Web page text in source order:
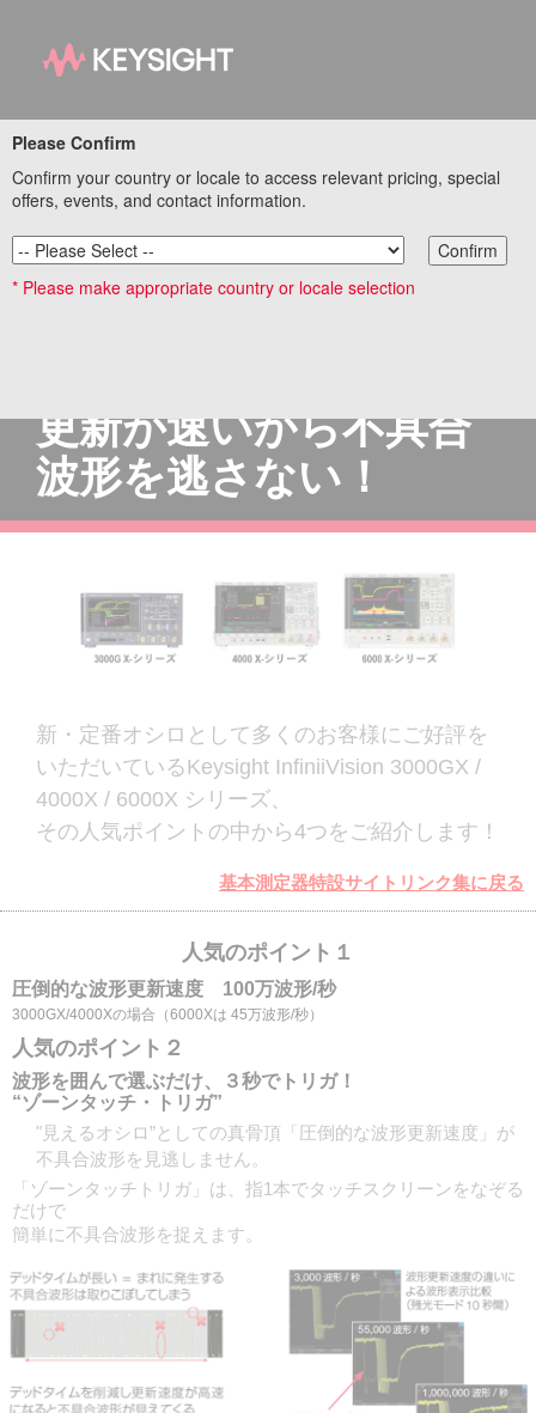
InfiniiVision
3000GX/4000X/6000X
オシロスコープシリー
ズ
更新が速いから不具合
波形を逃さない！
新・定番オシロとして多くのお客様にご好評を
いただいているKeysight InfiniiVision 3000GX /
4000X / 6000X シリーズ、
その人気ポイントの中から4つをご紹介します！
基本測定器特設サイトリンク集に戻る
人気のポイント１
圧倒的な波形更新速度 100万波形/秒
3000GX/4000Xの場合（6000Xは 45万波形/秒）
人気のポイント２
波形を囲んで選ぶだけ、３秒でトリガ！
“ゾーンタッチ・トリガ”
"見えるオシロ”としての真骨頂「圧倒的な波形更新速度」が
不具合波形を見逃しません。
「ゾーンタッチトリガ」は、指1本でタッチスクリーンをなぞる
だけで
簡単に不具合波形を捉えます。
Please Confirm
Confirm your country or locale to access relevant pricing, special
offers, events, and contact information.
Confirm
* Please make appropriate country or locale selection